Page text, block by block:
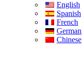
English
Spanish
French
German
Chinese